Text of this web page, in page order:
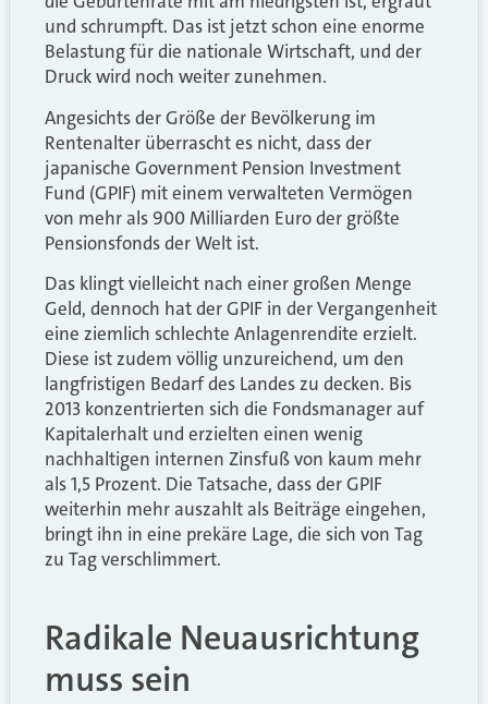
und schrumpft. Das ist jetzt schon eine enorme
Belastung für die nationale Wirtschaft, und der
Druck wird noch weiter zunehmen.
Angesichts der Größe der Bevölkerung im
Rentenalter überrascht es nicht, dass der
japanische Government Pension Investment
Fund (GPIF) mit einem verwalteten Vermögen
von mehr als 900 Milliarden Euro der größte
Pensionsfonds der Welt ist.
Das klingt vielleicht nach einer großen Menge
Geld, dennoch hat der GPIF in der Vergangenheit
eine ziemlich schlechte Anlagenrendite erzielt.
Diese ist zudem völlig unzureichend, um den
langfristigen Bedarf des Landes zu decken. Bis
2013 konzentrierten sich die Fondsmanager auf
Kapitalerhalt und erzielten einen wenig
nachhaltigen internen Zinsfuß von kaum mehr
als 1,5 Prozent. Die Tatsache, dass der GPIF
weiterhin mehr auszahlt als Beiträge eingehen,
bringt ihn in eine prekäre Lage, die sich von Tag
zu Tag verschlimmert.
Radikale Neuausrichtung
muss sein